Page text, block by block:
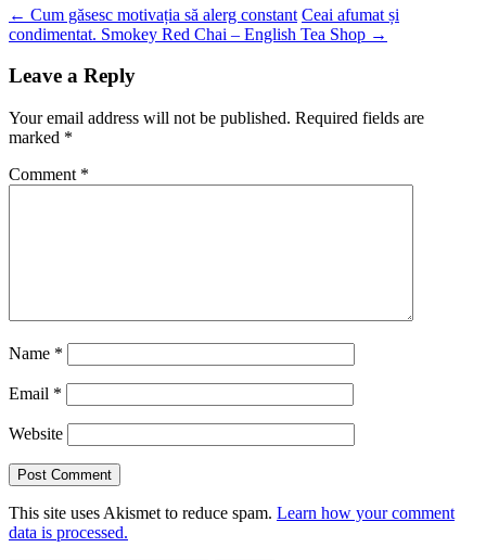
← Cum găsesc motivația să alerg constant Ceai afumat și
condimentat. Smokey Red Chai – English Tea Shop →
Leave a Reply
Your email address will not be published. Required fields are
marked *
Comment *
Name *
Email *
Website
This site uses Akismet to reduce spam. Learn how your comment
data is processed.